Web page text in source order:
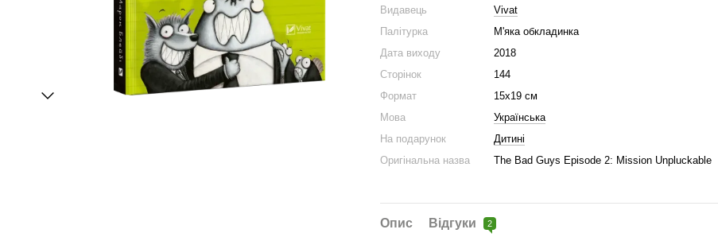
Видавець
Vivat
Палітурка
М'яка обкладинка
Дата виходу
2018
Сторінок
144
Формат
15x19 см
Мова
Українська
На подарунок
Дитині
Оригінальна назва
The Bad Guys Episode 2: Mission Unpluckable
Опис Відгуки 2